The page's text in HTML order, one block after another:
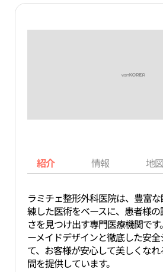
紹介 情報 地図
ラミチェ整形外科医院は、豊富
練した医術をベースに、患者様
さを見つけ出す専門医療機関で
ーメイドデザインと徹底した安
て、お客様が安心して美しくな
間を提供しています。